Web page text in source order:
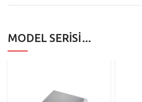
MODEL SERISI…